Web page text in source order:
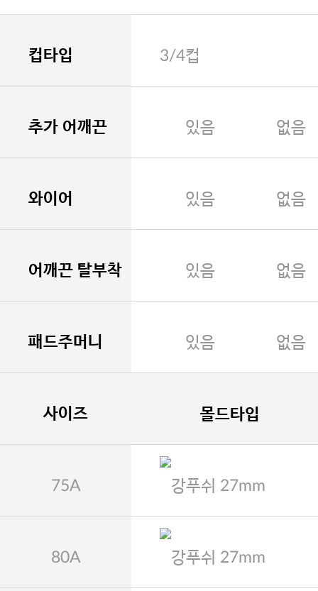
컵타입 3/4컵
추가 어깨끈 있음 없음
와이어 있음 없음
어깨끈 탈부착 있음 없음
패드주머니 있음 없음
사이즈 몰드타입
75A 강푸쉬 27mm
80A 강푸쉬 27mm